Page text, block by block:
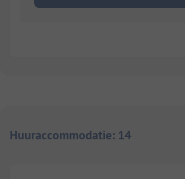
Huuraccommodatie: 14